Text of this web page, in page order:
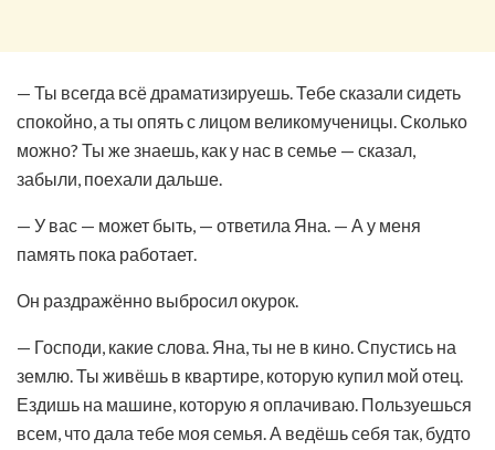
— Ты всегда всё драматизируешь. Тебе сказали сидеть
спокойно, а ты опять с лицом великомученицы. Сколько
можно? Ты же знаешь, как у нас в семье — сказал,
забыли, поехали дальше.
— У вас — может быть, — ответила Яна. — А у меня
память пока работает.
Он раздражённо выбросил окурок.
— Господи, какие слова. Яна, ты не в кино. Спустись на
землю. Ты живёшь в квартире, которую купил мой отец.
Ездишь на машине, которую я оплачиваю. Пользуешься
всем, что дала тебе моя семья. А ведёшь себя так, будто